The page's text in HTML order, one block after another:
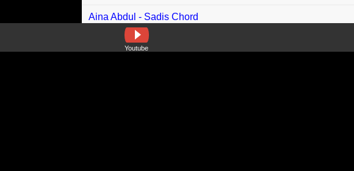
Aina Abdul - Sadis Chord
Azzam Sham, Sheryl Shazwanie - Bertahan Denganmu Chord
Youtube